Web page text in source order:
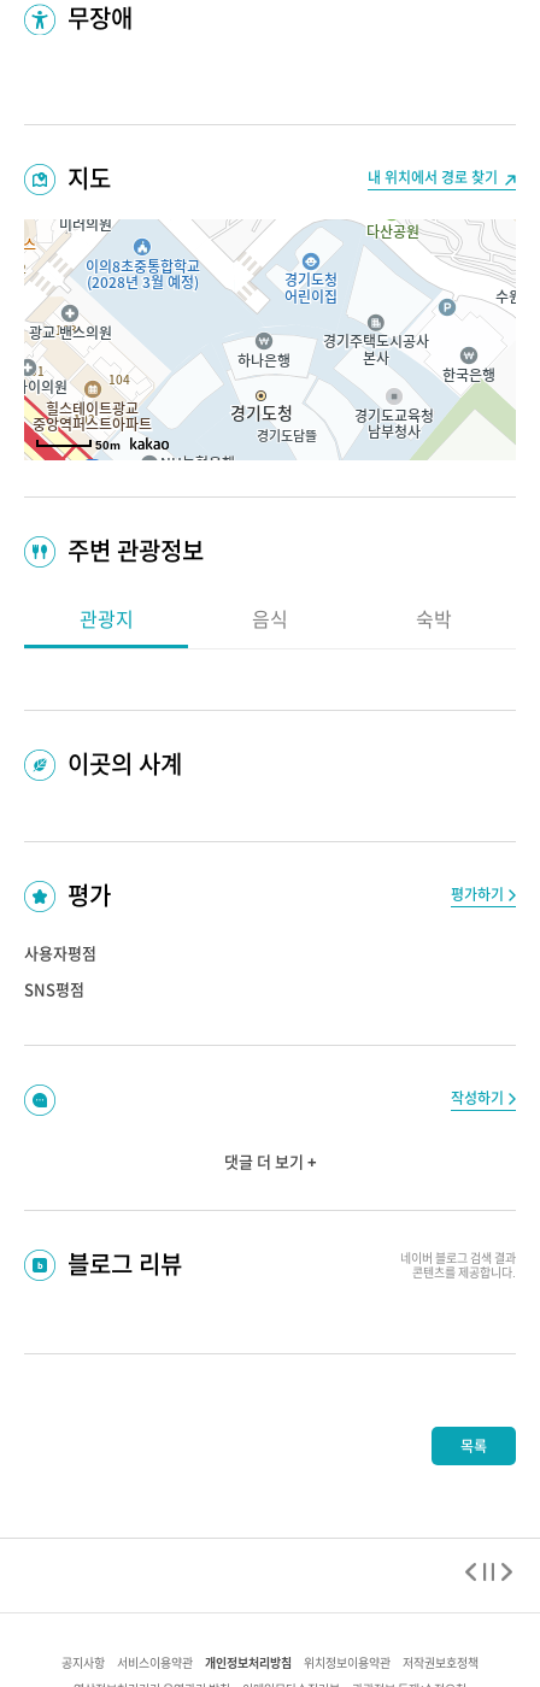
무장애
지도 내 위치에서 경로 찾기
50m
주변 관광정보
관광지 음식 숙박
이곳의 사계
평가 평가하기
사용자평점
SNS평점
작성하기
댓글 더 보기 +
블로그 리뷰 네이버 블로그 검색 결과
콘텐츠를 제공합니다.
목록
공지사항 서비스이용약관 개인정보처리방침 위치정보이용약관 저작권보호정책